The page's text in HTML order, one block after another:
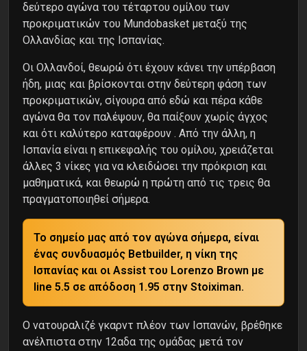
δεύτερο αγώνα του τέταρτου ομίλου των
προκριματικών του Mundobasket μεταξύ της
Ολλανδίας και της Ισπανίας.
Οι Ολλανδοί, θεωρώ ότι έχουν κάνει την υπέρβαση
ήδη, μιας και βρίσκονται στην δεύτερη φάση των
προκριματικών, σίγουρα από εδώ και πέρα κάθε
αγώνα θα τον παλέψουν, θα παίξουν χωρίς άγχος
και ότι καλύτερο καταφέρουν . Από την άλλη, η
Ισπανία είναι η επικεφαλής του ομίλου, χρειάζεται
άλλες 3 νίκες για να κλειδώσει την πρόκριση και
μαθηματικά, και θεωρώ η πρώτη από τις τρεις θα
πραγματοποιηθεί σήμερα.
Το σημείο μας από τον αγώνα σήμερα, είναι
ένας συνδυασμός Betbuilder, η νίκη της
Ισπανίας και οι Assist του Lorenzo Brown με
line 5.5 σε απόδοση 1.95 στην Stoiximan.
Ο νατουραλιζέ γκαρντ πλέον των Ισπανών, βρέθηκε
ανέλπιστα στην 12αδα της ομάδας μετά τον